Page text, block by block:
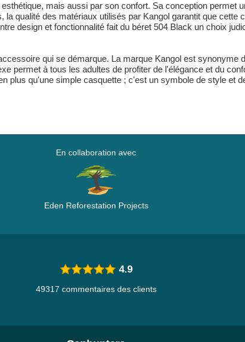
mais aussi par son confort. Sa conception permet
qualité des matériaux utilisés par Kangol garantit que
design et fonctionnalité fait du béret 504 Black un choix
qui se démarque. La marque Kangol est synonyme
permet à tous les adultes de profiter de l'élégance et du
plus qu'une simple casquette ; c'est un symbole de style et
En collaboration avec
Eden Reforestation Projects
4.9
49317 commentaires des clients